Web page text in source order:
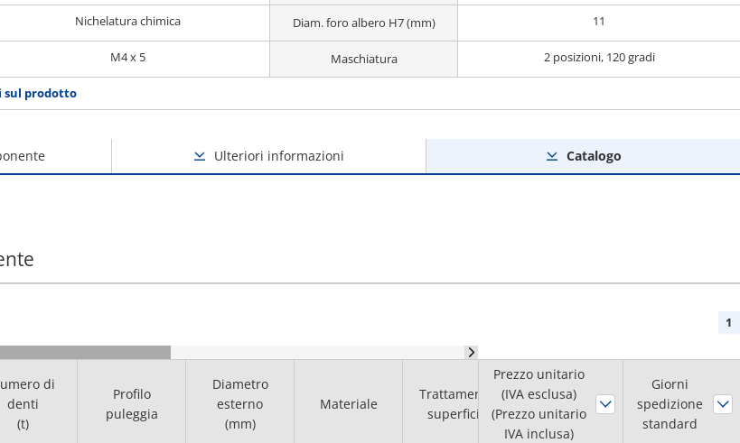
Nichelatura chimica Diam. foro albero H7 (mm) 11
M4 x 5 Maschiatura 2 posizioni, 120 gradi
sul prodotto
Ulteriori informazioni Catalogo
1
di
denti
(t)
Profilo
puleggia
Diametro
esterno
(mm)
Materiale
Trattamento
superficie
Sede chiavetta
Diam. foro
albero H7
(mm)
Prezzo unitario
(IVA esclusa)
(Prezzo unitario
IVA inclusa)
Giorni
spedizione
standard